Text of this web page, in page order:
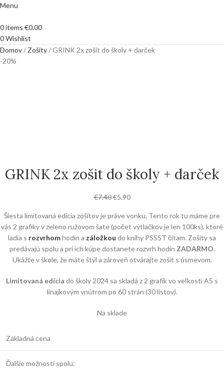
Menu
0items €0.00
0Wishlist
Domov
Zošity
GRINK 2x zošit do školy + darček
-20%
GRINK 2x zošit do školy + darček
€7.40 €5.90
Šiesta limitovaná edícia zošitov je práve vonku. Tento rok tu máme pre
vás 2 grafiky v zeleno ružovom šate (počet výtlačkov je len 100ks), ktoré
ladia s rozvrhomhodín a záložkou do knihy PSSST čítam. Zošity sa
predávajú spolu a pri ich kúpe dostanete rozvrh hodín ZADARMO.
Ukážte v škole, že máte štýl a zároveň otvárajte zošit s úsmevom.
Limitovaná edícia do školy 2024 sa skladá z 2 grafík vo veľkosti A5 s
linajkovým vnútrom po 60 strán (30 listov).
Na sklade
Základná cena
Ďalšie možnosti spolu: